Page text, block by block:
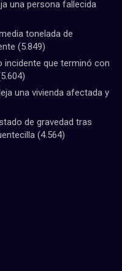
una persona fallecida
tonelada de
(5.849)
que terminó con
una vivienda afectada y
de gravedad tras
(4.564)